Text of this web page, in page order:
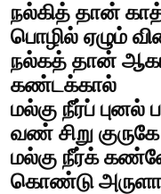
நல்கித் தான்
பொழில் ஏழும்
நல்கத் தான்
கண்டக்கால்
மல்கு நீர்ப்
வண் சிறு குருகே
மல்கு நீர்க்
கொண்டு